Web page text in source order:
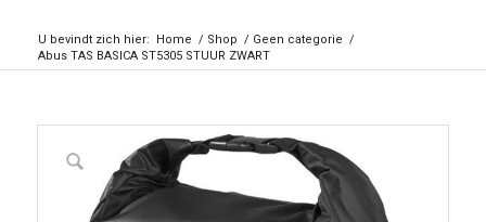
U bevindt zich hier: Home / Shop / Geen categorie /
Abus TAS BASICA ST5305 STUUR ZWART